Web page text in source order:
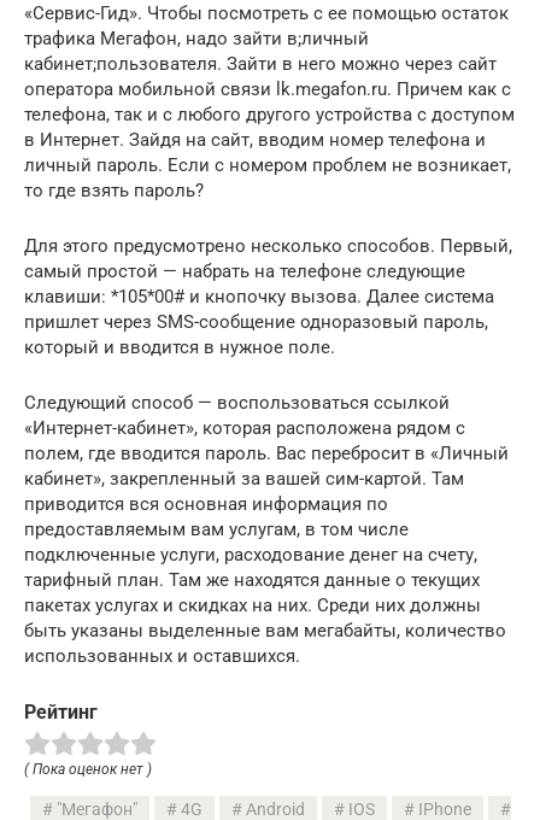
«Сервис-Гид». Чтобы посмотреть с ее помощью остаток
трафика Мегафон, надо зайти в;личный
кабинет;пользователя. Зайти в него можно через сайт
оператора мобильной связи lk.megafon.ru. Причем как с
телефона, так и с любого другого устройства с доступом
в Интернет. Зайдя на сайт, вводим номер телефона и
личный пароль. Если с номером проблем не возникает,
то где взять пароль?
Для этого предусмотрено несколько способов. Первый,
самый простой — набрать на телефоне следующие
клавиши: *105*00# и кнопочку вызова. Далее система
пришлет через SMS-сообщение одноразовый пароль,
который и вводится в нужное поле.
Следующий способ — воспользоваться ссылкой
«Интернет-кабинет», которая расположена рядом с
полем, где вводится пароль. Вас перебросит в «Личный
кабинет», закрепленный за вашей сим-картой. Там
приводится вся основная информация по
предоставляемым вам услугам, в том числе
подключенные услуги, расходование денег на счету,
тарифный план. Там же находятся данные о текущих
пакетах услугах и скидках на них. Среди них должны
быть указаны выделенные вам мегабайты, количество
использованных и оставшихся.
Рейтинг
( Пока оценок нет )
"Мегафон" 4G Android IOS
IPhone